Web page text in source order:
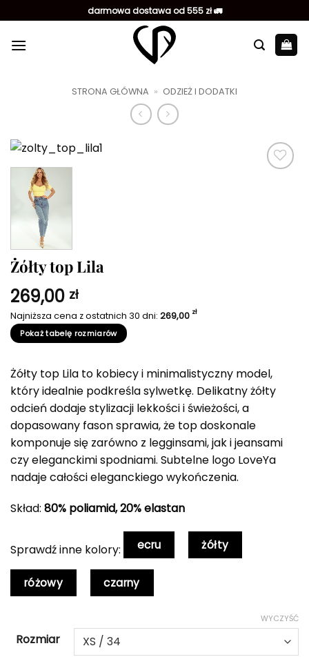
do
zawartości
darmowa dostawa od 555 zł 🚛
STRONA GŁÓWNA » ODZIEŻ I DODATKI
Żółty top Lila
269,00 zł
Najniższa cena z ostatnich 30 dni: 269,00 zł
Pokaż tabelę rozmiarów
Żółty top Lila to kobiecy i minimalistyczny model,
który idealnie podkreśla sylwetkę. Delikatny żółty
odcień dodaje stylizacji lekkości i świeżości, a
dopasowany fason sprawia, że top doskonale
komponuje się zarówno z legginsami, jak i jeansami
czy eleganckimi spodniami. Subtelne logo LoveYa
nadaje całości eleganckiego wykończenia.
Skład: 80% poliamid, 20% elastan
Sprawdź inne kolory: ecru żółty
różowy czarny
Rozmiar
WYCZYŚĆ